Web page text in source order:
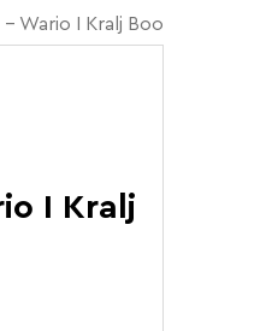
Wario I Kralj Boo
I Kralj